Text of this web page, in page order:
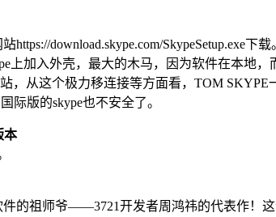
https://download.skype.com/SkypeSetup.exe下载
上加入外壳，最大的木马，因为软件在本地
，从这个极力移连接等方面看，TOM SKYPE
际版的skype也不安全了。
本
件的祖师爷——3721开发者周鸿祎的代表作！